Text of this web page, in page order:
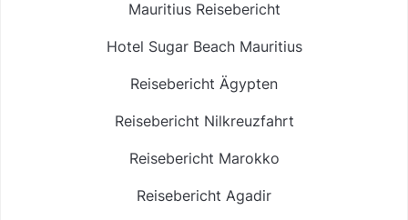
Mauritius Reisebericht
Hotel Sugar Beach Mauritius
Reisebericht Ägypten
Reisebericht Nilkreuzfahrt
Reisebericht Marokko
Reisebericht Agadir